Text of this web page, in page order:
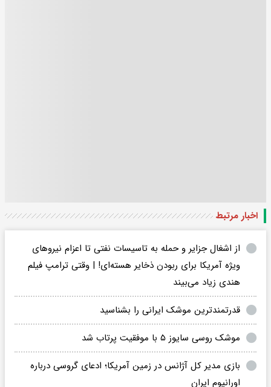
اخبار مرتبط
از اشغال جزایر و حمله به تاسیسات نفتی تا اعزام نیروهای
ویژه آمریکا برای ربودن ذخایر هسته‌ای! | وقتی ترامپ فیلم
هندی زیاد می‌بیند
قدرتمندترین موشک ایرانی را بشناسید
موشک روسی سایوز ۵ با موفقیت پرتاب شد
بازی مدیر کل آژانس در زمین آمریکا؛ ادعای گروسی درباره
اورانیوم ایران